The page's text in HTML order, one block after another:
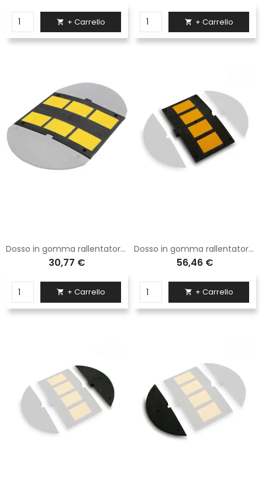
 + Carrello  + Carrello
Dosso in gomma rallentatore di velocità in gomma h 3 cm (60x48)-Esclusi Tasselli
30,77 €
 + Carrello
Dosso in gomma rallentatore di velocità in gomma h 5 cm (90x50)-Esclusi Tasselli
56,46 €
 + Carrello